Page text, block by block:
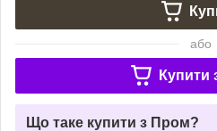
або
Купити
Що таке купити з Пром?